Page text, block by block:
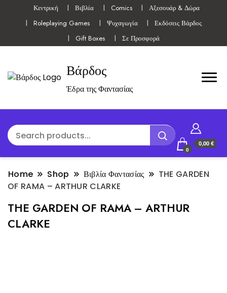
Κεντρική Βιβλία Comics
Αξεσουάρ & Δώρα
Roleplaying Games
Ψυχαγωγία
Εκδόσεις Βάρδος
Gift Boxes
Σε Προσφορά
Βάρδος
Έδρα της Φαντασίας
0
0,00 €
Home Shop Βιβλία Φαντασίας
THE GARDEN
OF RAMA – ARTHUR CLARKE
THE GARDEN OF RAMA – ARTHUR
CLARKE